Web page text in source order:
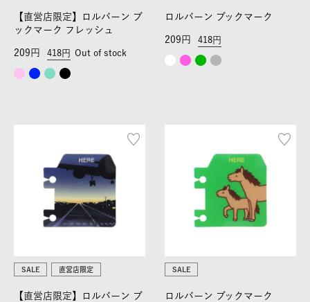
【直営店限定】ロルバーン ブ
ックマーク フレッシュ
418
209 Out of stock
ロルバーン ブックマーク
418
209
SALE 直営店限定
【直営店限定】ロルバーン ブ
SALE
ロルバーン ブックマーク